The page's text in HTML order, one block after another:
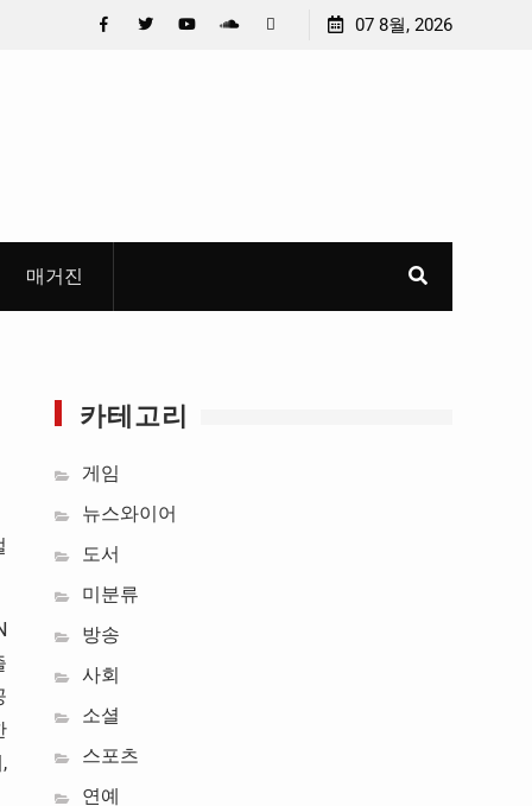
안호영 의원 , 전북 국도 · 국지도 예타 통과 촉구 , “6 차
07 8월, 2026
매거진
카테고리
게임
뉴스와이어
도서
미분류
방송
사회
소셜
스포츠
연예